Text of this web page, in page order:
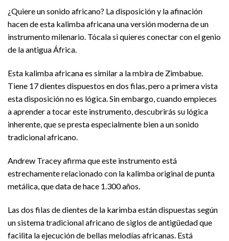
¿Quiere un sonido africano? La disposición y la afinación
hacen de esta kalimba africana una versión moderna de un
instrumento milenario. Tócala si quieres conectar con el genio
de la antigua África.
Esta kalimba africana es similar a la mbira de Zimbabue.
Tiene 17 dientes dispuestos en dos filas, pero a primera vista
esta disposición no es lógica. Sin embargo, cuando empieces
a aprender a tocar este instrumento, descubrirás su lógica
inherente, que se presta especialmente bien a un sonido
tradicional africano.
Andrew Tracey afirma que este instrumento está
estrechamente relacionado con la kalimba original de punta
metálica, que data de hace 1.300 años.
Las dos filas de dientes de la karimba están dispuestas según
un sistema tradicional africano de siglos de antigüedad que
facilita la ejecución de bellas melodías africanas. Está